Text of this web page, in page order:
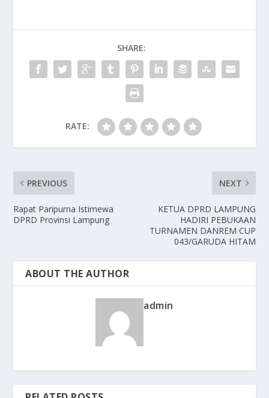
SHARE:
RATE:
PREVIOUS
Rapat Paripurna Istimewa
DPRD Provinsi Lampung
NEXT
KETUA DPRD LAMPUNG
HADIRI PEBUKAAN
TURNAMEN DANREM CUP
043/GARUDA HITAM
ABOUT THE AUTHOR
admin